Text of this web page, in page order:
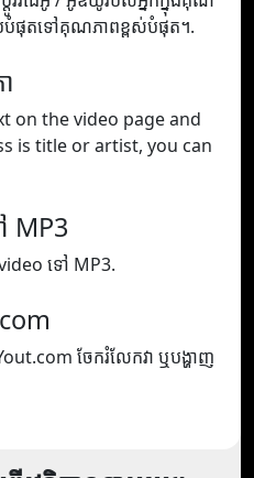
បបំផុតទៅគុណភាពខ្ពស់បំផុត។.
on the video page and
is title or artist, you can
MP3
ទៅ MP3.
ចែករំលែកវា ឬបង្ហាញ